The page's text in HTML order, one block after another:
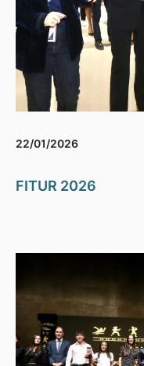
22/01/2026
FITUR 2026